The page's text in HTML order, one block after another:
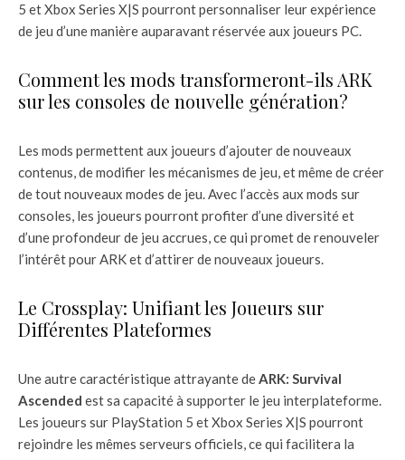
5 et Xbox Series X|S pourront personnaliser leur expérience
de jeu d’une manière auparavant réservée aux joueurs PC.
Comment les mods transformeront-ils ARK
sur les consoles de nouvelle génération?
Les mods permettent aux joueurs d’ajouter de nouveaux
contenus, de modifier les mécanismes de jeu, et même de créer
de tout nouveaux modes de jeu. Avec l’accès aux mods sur
consoles, les joueurs pourront profiter d’une diversité et
d’une profondeur de jeu accrues, ce qui promet de renouveler
l’intérêt pour ARK et d’attirer de nouveaux joueurs.
Le Crossplay: Unifiant les Joueurs sur
Différentes Plateformes
Une autre caractéristique attrayante deARK: Survival
Ascended est sa capacité à supporter le jeu interplateforme.
Les joueurs sur PlayStation 5 et Xbox Series X|S pourront
rejoindre les mêmes serveurs officiels, ce qui facilitera la